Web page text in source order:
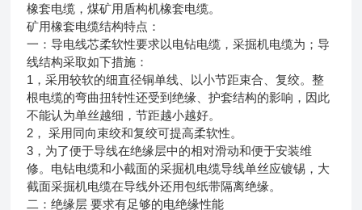
橡套电缆，煤矿用盾构机橡套电缆。
矿用橡套电缆结构特点：
一：导电线芯柔软性要求以电钻电缆，采掘机电缆为；导
线结构采取如下措施：
1，采用较软的细直径铜单线、以小节距束合、复绞。整
根电缆的弯曲扭转性还受到绝缘、护套结构的影响，因此
不能认为单丝越细，节距越小越好。
2， 采用同向束绞和复绞可提高柔软性。
3，为了便于导线在绝缘层中的相对滑动和便于安装维
修。电钻电缆和小截面的采掘机电缆导线单丝应镀锡，大
截面采掘机电缆在导线外还用包纸带隔离绝缘。
二：绝缘层 要求有足够的电绝缘性能